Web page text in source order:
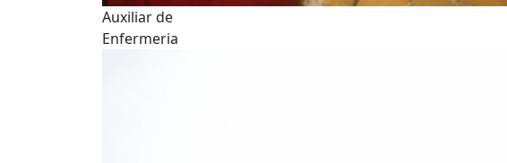
Auxiliar de
Enfermeria